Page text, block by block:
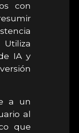
con
IA y
a un
al
que